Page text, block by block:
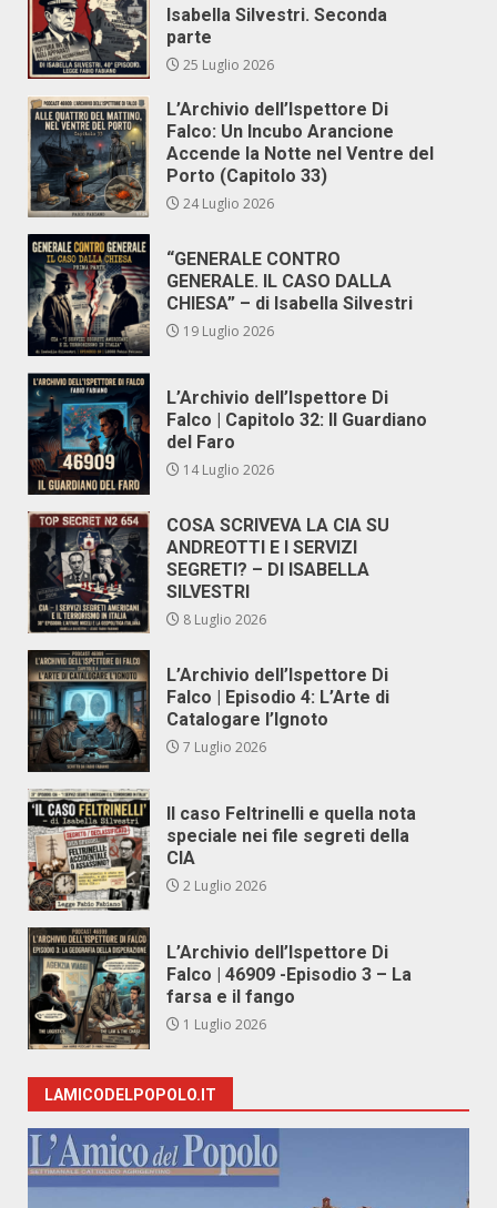
Isabella Silvestri. Seconda
parte
25 Luglio 2026
L’Archivio dell’Ispettore Di
Falco: Un Incubo Arancione
Accende la Notte nel Ventre del
Porto (Capitolo 33)
24 Luglio 2026
“GENERALE CONTRO
GENERALE. IL CASO DALLA
CHIESA” – di Isabella Silvestri
19 Luglio 2026
L’Archivio dell’Ispettore Di
Falco | Capitolo 32: Il Guardiano
del Faro
14 Luglio 2026
COSA SCRIVEVA LA CIA SU
ANDREOTTI E I SERVIZI
SEGRETI? – DI ISABELLA
SILVESTRI
8 Luglio 2026
L’Archivio dell’Ispettore Di
Falco | Episodio 4: L’Arte di
Catalogare l’Ignoto
7 Luglio 2026
Il caso Feltrinelli e quella nota
speciale nei file segreti della
CIA
2 Luglio 2026
L’Archivio dell’Ispettore Di
Falco | 46909 -Episodio 3 – La
farsa e il fango
1 Luglio 2026
LAMICODELPOPOLO.IT